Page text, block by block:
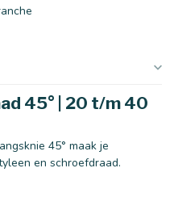
45° | 20 t/m 40
45° maak je
en schroefdraad.